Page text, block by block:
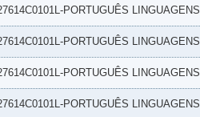
PORTUGUÊS LINGUAGENS
PORTUGUÊS LINGUAGENS
PORTUGUÊS LINGUAGENS
PORTUGUÊS LINGUAGENS